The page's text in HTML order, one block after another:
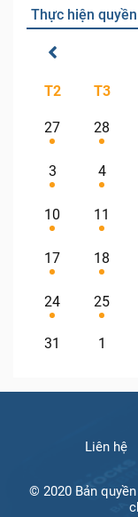
Thực hiện quyền
T2 T3
27 28
3 4
10 11
17 18
24 25
31 1
Liên hệ
© 2020 Bản